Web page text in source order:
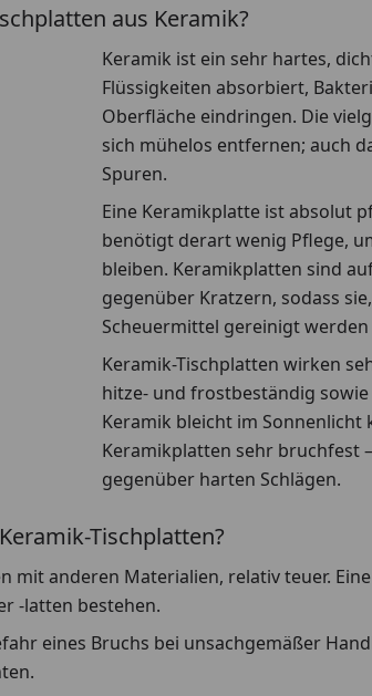
aus Keramik?
Keramik ist ein sehr hartes,
Flüssigkeiten absorbiert,
Oberfläche eindringen. Die
sich mühelos entfernen; auch
Spuren.
Eine Keramikplatte ist absolut
benötigt derart wenig Pflege,
bleiben. Keramikplatten sind
gegenüber Kratzern, sodass
Scheuermittel gereinigt
Keramik-Tischplatten wirken
hitze- und frostbeständig
Keramik bleicht im Sonnenlicht
Keramikplatten sehr bruchfest
gegenüber harten Schlägen.
Tischplatten?
mit anderen Materialien, relativ teuer.
-latten bestehen.
eines Bruchs bei unsachgemäßer